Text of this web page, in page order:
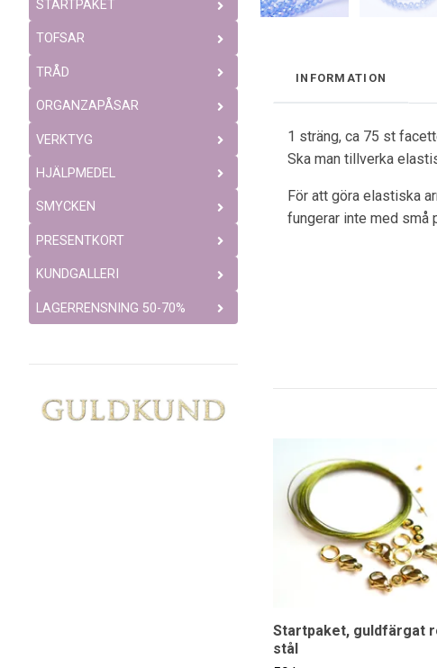
STARTPAKET
TOFSAR
TRÅD
ORGANZAPÅSAR
VERKTYG
HJÄLPMEDEL
SMYCKEN
PRESENTKORT
KUNDGALLERI
LAGERRENSNING 50-70%
INFORMATION
1 sträng, ca 75 st
Ska man tillverka
För att göra elastiska
fungerar inte med små
Startpaket, guldfärgat
stål